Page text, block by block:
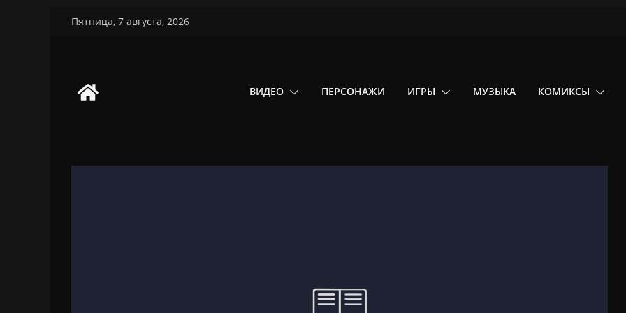
Перейти
Пятница, 7 августа, 2026
ВИДЕО ПЕРСОНАЖИ ИГРЫ МУЗЫКА КОМИКСЫ